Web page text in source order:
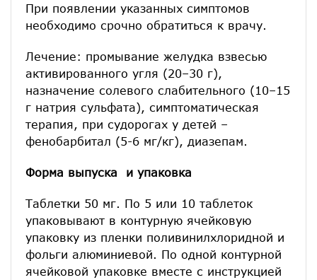
При появлении указанных симптомов
необходимо срочно обратиться к врачу.
Лечение: промывание желудка взвесью
активированного угля (20–30 г),
назначение солевого слабительного (10–15
г натрия сульфата), симптоматическая
терапия, при судорогах у детей –
фенобарбитал (5-6 мг/кг), диазепам.
Форма выпуска и упаковка
Таблетки 50 мг. По 5 или 10 таблеток
упаковывают в контурную ячейковую
упаковку из пленки поливинилхлоридной и
фольги алюминиевой. По одной контурной
ячейковой упаковке вместе с инструкцией